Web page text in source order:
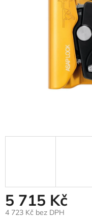
5 715 Kč
4 723 Kč bez DPH